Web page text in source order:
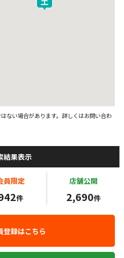
ない場合があります。詳しくはお問い合わ
結果表示
員限定
件
店舗公開
2,690件
登録はこちら